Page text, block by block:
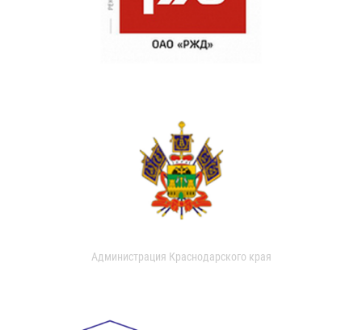
Администрация Краснодарского края